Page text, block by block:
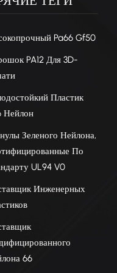
литьевых деталей.
устойчивостью к
оптимизированные для
предпочтительными
компонентов. Рост
развитие, так и
нейлона.
в области тепловых,
характеристик, чтобы
трансформирующейся
Pa66 Gf50
PA12 Для 3D-
Пластик
Нейлон
Зеленого Нейлона,
По
UL94 V0
Инженерных
66